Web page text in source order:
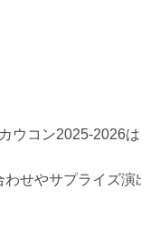
ウコン2025-2026
せやサプライズ